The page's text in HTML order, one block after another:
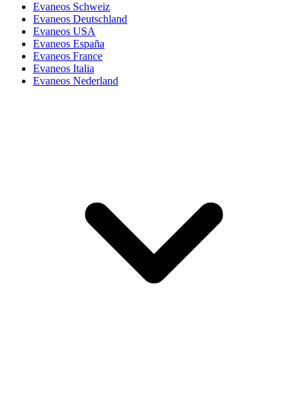
Evaneos Schweiz
Evaneos Deutschland
Evaneos USA
Evaneos España
Evaneos France
Evaneos Italia
Evaneos Nederland